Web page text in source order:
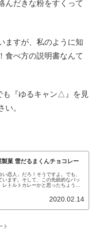
んだきな粉をすくって
ますが、私のように知
食べ方の説明書なんて
も『ゆるキャン△』を見
い。
製菓 雪だるまくんチョコレー
恋人」だろ！そうですよ。でも、
います。そして、この先鋭的なパッ
レトルトカレーかと思ったちょう
きにこの箱を見た人が、「雪だるま
ど、どんなだろう」って言ってた。
2020.02.14
ト